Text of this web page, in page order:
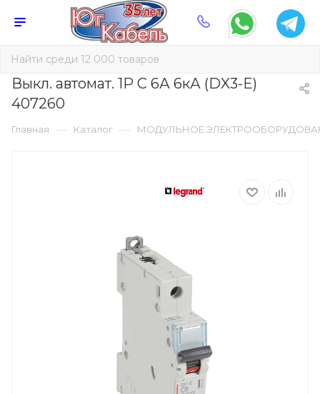
Выкл. автомат. 1Р С 6А 6кА (DX3-E)
407260
Главная — Каталог — МОДУЛЬНОЕ